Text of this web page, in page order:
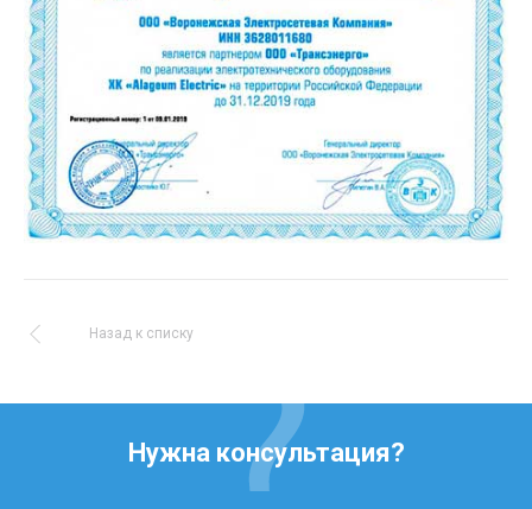
Назад к списку
Нужна консультация?